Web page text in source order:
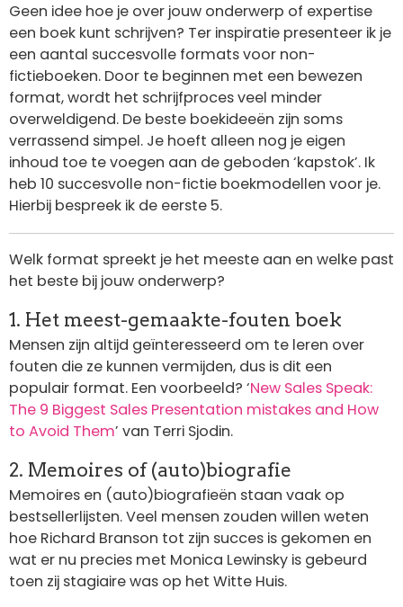
Geen idee hoe je over jouw onderwerp of expertise
een boek kunt schrijven? Ter inspiratie presenteer ik je
een aantal succesvolle formats voor non-
fictieboeken. Door te beginnen met een bewezen
format, wordt het schrijfproces veel minder
overweldigend. De beste boekideeën zijn soms
verrassend simpel. Je hoeft alleen nog je eigen
inhoud toe te voegen aan de geboden ‘kapstok’. Ik
heb 10 succesvolle non-fictie boekmodellen voor je.
Hierbij bespreek ik de eerste 5.
Welk format spreekt je het meeste aan en welke past
het beste bij jouw onderwerp?
1. Het meest-gemaakte-fouten boek
Mensen zijn altijd geïnteresseerd om te leren over
fouten die ze kunnen vermijden, dus is dit een
populair format. Een voorbeeld? ‘New Sales Speak:
The 9 Biggest Sales Presentation mistakes and How
to Avoid Them’ van Terri Sjodin.
2. Memoires of (auto)biografie
Memoires en (auto)biografieën staan vaak op
bestsellerlijsten. Veel mensen zouden willen weten
hoe Richard Branson tot zijn succes is gekomen en
wat er nu precies met Monica Lewinsky is gebeurd
toen zij stagiaire was op het Witte Huis.